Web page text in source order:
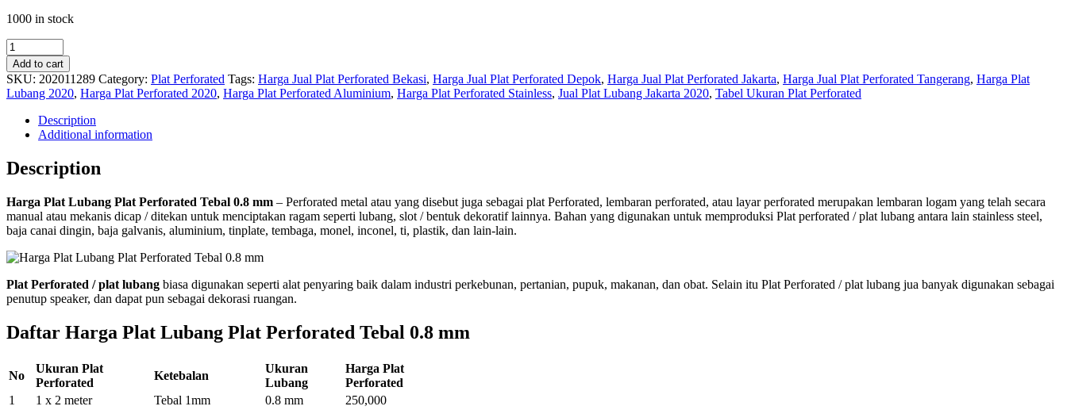
1000 in stock
Plat
Lubang
Plat
Perforated
Tebal
quantity
Add to cart
SKU: 202011289 Category: Plat Perforated Tags: Harga Jual Plat Perforated Bekasi, Harga Jual Plat Perforated Depok, Harga Jual Plat Perforated Jakarta, Harga Jual Plat Perforated Tangerang, Harga Plat
Lubang 2020, Harga Plat Perforated 2020, Harga Plat Perforated Aluminium, Harga Plat Perforated Stainless, Jual Plat Lubang Jakarta 2020, Tabel Ukuran Plat Perforated
Description
Additional information
Description
Harga Plat Lubang Plat Perforated Tebal 0.8 mm – Perforated metal atau yang disebut juga sebagai plat Perforated, lembaran perforated, atau layar perforated merupakan lembaran logam yang telah secara
manual atau mekanis dicap / ditekan untuk menciptakan ragam seperti lubang, slot / bentuk dekoratif lainnya. Bahan yang digunakan untuk memproduksi Plat perforated / plat lubang antara lain stainless steel,
baja canai dingin, baja galvanis, aluminium, tinplate, tembaga, monel, inconel, ti, plastik, dan lain-lain.
Plat Perforated / plat lubang biasa digunakan seperti alat penyaring baik dalam industri perkebunan, pertanian, pupuk, makanan, dan obat. Selain itu Plat Perforated / plat lubang jua banyak digunakan sebagai
penutup speaker, dan dapat pun sebagai dekorasi ruangan.
Daftar Harga Plat Lubang Plat Perforated Tebal 0.8 mm
No
Ukuran Plat
Perforated
Ketebalan
Ukuran
Lubang
Harga Plat
Perforated
1
1 x 2 meter Tebal 1mm 0.8 mm
250,000